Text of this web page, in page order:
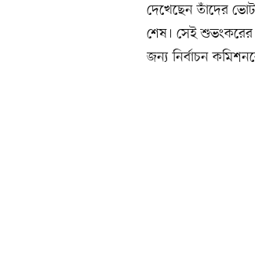
দেখেছেন তাঁদের
শেষ। সেই শুভংকরের
জন্য নির্বাচন